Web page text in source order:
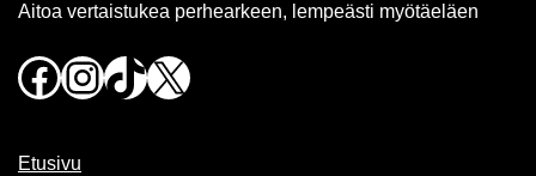
Aitoa vertaistukea perhearkeen, lempeästi myötäeläen
Facebook
Instagram
TikTok
X
Etusivu